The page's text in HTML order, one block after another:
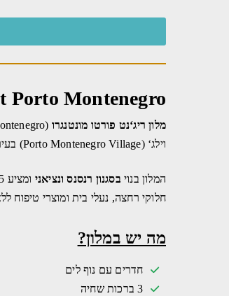
Porto Montenegro
מלון ריג‘נט פורטו מונטנגרו (Regent Porto Montenegro) ממוקם במפרץ בוקה (Boka Bay) הרשום כאתר מורשת של אונסק‘ו, המלון ממוקם בתוך אזור הקניות המפואר
וילג‘ (Porto Montenegro Village) בעיר טיווט (Tivat), ומציע בריכה חיצונית, ספא ומרכז בריאות.
המלון בנוי בסגנון רנסנס ונציאני
חלוקי רחצה, נעלי בית ומוצרי טיפוח
מה יש במלון?
חדרים עם נוף לים
3 ברכות שחיה